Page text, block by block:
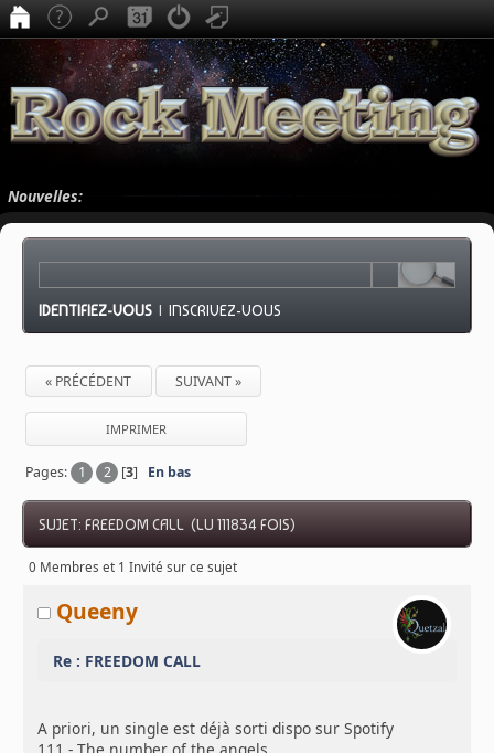
Nouvelles:
IDENTIFIEZ-VOUS |INSCRIVEZ-VOUS
« PRÉCÉDENT SUIVANT »
IMPRIMER
Pages: 1 2 [3] En bas
SUJET: FREEDOM CALL (LU 111834 FOIS)
0 Membres et 1 Invité sur ce sujet
Queeny
Re : FREEDOM CALL
A priori, un single est déjà sorti dispo sur Spotify